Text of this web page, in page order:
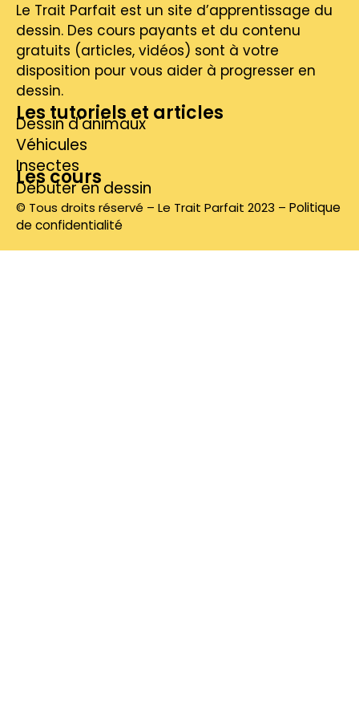
Le Trait Parfait est un site d’apprentissage du
dessin. Des cours payants et du contenu
gratuits (articles, vidéos) sont à votre
disposition pour vous aider à progresser en
dessin.
Les tutoriels et articles
Dessin d'animaux
Véhicules
Insectes
Les cours
Débuter en dessin
© Tous droits réservé – Le Trait Parfait 2023 – Politique
de confidentialité